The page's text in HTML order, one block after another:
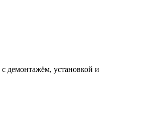
демонтажём, установкой и